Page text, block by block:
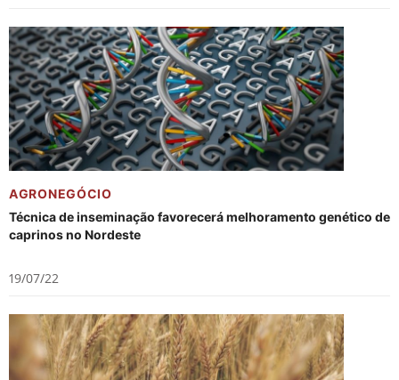
AGRONEGÓCIO
Técnica de inseminação favorecerá melhoramento genético de
caprinos no Nordeste
19/07/22